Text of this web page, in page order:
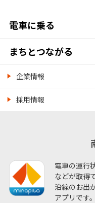
電車に乗る
まちとつながる
企業情報
採用情報
電車の運行
などが取得
沿線のお出
アプリです。